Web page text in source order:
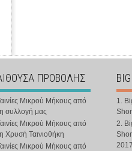
ΠΡΟΒΟΛΗΣ
Μικρού Μήκους από
συλλογή μας
Μικρού Μήκους από
Χρυσή Ταινιοθήκη
Μικρού Μήκους από
1.
2.